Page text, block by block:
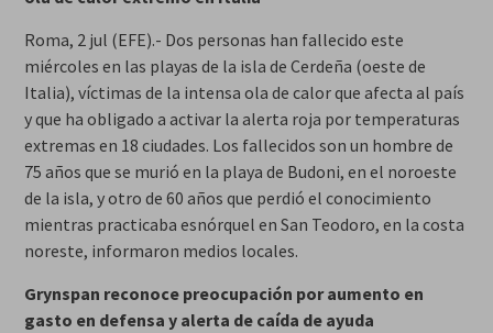
Roma, 2 jul (EFE).- Dos personas han fallecido este
miércoles en las playas de la isla de Cerdeña (oeste de
Italia), víctimas de la intensa ola de calor que afecta al país
y que ha obligado a activar la alerta roja por temperaturas
extremas en 18 ciudades. Los fallecidos son un hombre de
75 años que se murió en la playa de Budoni, en el noroeste
de la isla, y otro de 60 años que perdió el conocimiento
mientras practicaba esnórquel en San Teodoro, en la costa
noreste, informaron medios locales.
Grynspan reconoce preocupación por aumento en
gasto en defensa y alerta de caída de ayuda